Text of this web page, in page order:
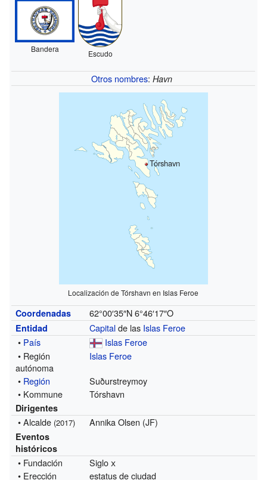
Bandera Escudo
Otros nombres: Havn
Tórshavn
Localización de Tórshavn en Islas Feroe
Coordenadas 62°00′35″N 6°46′17″O
Entidad Capitalde las Islas Feroe
• País
Islas Feroe
• Región
autónoma
Islas Feroe
• Región
Suðurstreymoy
• Kommune
Tórshavn
Dirigentes
• Alcalde (2017) Annika Olsen (JF)
Eventos
históricos
• Fundación Siglox
• Erección
estatus de ciudad